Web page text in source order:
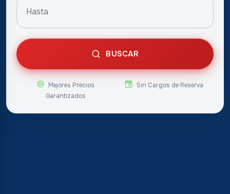
BUSCAR
Mejores Precios
Garantizados
Sin Cargos de Reserva